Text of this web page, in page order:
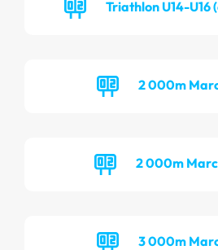
Triathlon U14-U16
2 000m
2 000m
3 000m